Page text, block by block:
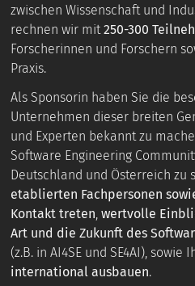
zwischen Wissenschaft und
rechnen wir mit250-300
Forscherinnen und Forschern
Praxis.
Als Sponsorin haben Sie die
Unternehmen dieser breiten
und Experten bekannt zu
Software Engineering
Deutschland und Österreich zu
etablierten Fachpersonen
Kontakt treten,wertvolle
Art und die Zukunft des
(z.B. in AI4SE und SE4AI), sowie
international ausbauen.